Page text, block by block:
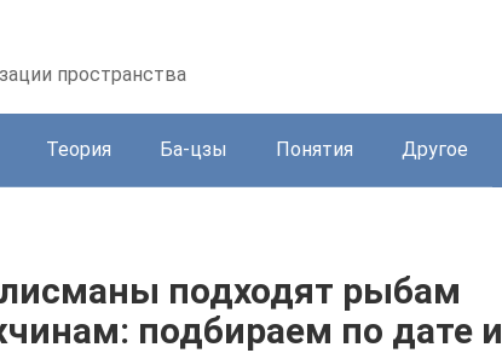
пространства
Теория Ба-цзы Понятия Другое
подходят рыбам
подбираем по дате и